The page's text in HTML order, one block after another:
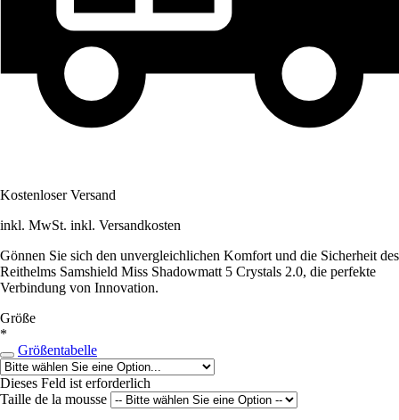
Kostenloser Versand
inkl. MwSt. inkl. Versandkosten
Gönnen Sie sich den unvergleichlichen Komfort und die Sicherheit des
Reithelms Samshield Miss Shadowmatt 5 Crystals 2.0, die perfekte
Verbindung von Innovation.
Größe
*
Größentabelle
Dieses Feld ist erforderlich
Taille de la mousse